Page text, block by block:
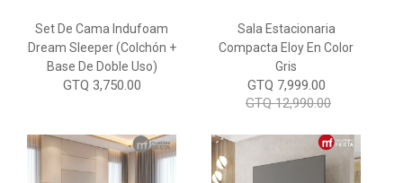
Set De Cama Indufoam
Dream Sleeper (Colchón +
Base De Doble Uso)
GTQ 3,750.00
Sala Estacionaria
Compacta Eloy En Color
Gris
GTQ 7,999.00
GTQ 12,990.00